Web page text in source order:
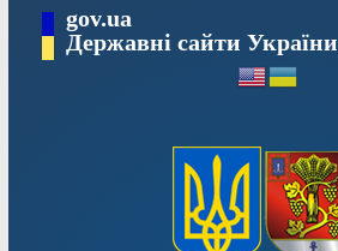
вмісту
gov.ua
Державні сайти України